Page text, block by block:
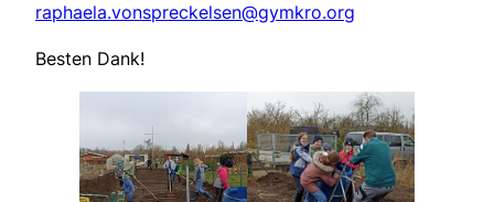
raphaela.vonspreckelsen@gymkro.org
Besten Dank!